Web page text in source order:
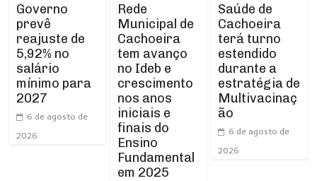
Governo
prevê
reajuste de
5,92% no
salário
mínimo para
2027
6 de agosto de
2026
Rede
Municipal de
Cachoeira
tem avanço
no Ideb e
crescimento
nos anos
iniciais e
finais do
Ensino
Fundamental
em 2025
Saúde de
Cachoeira
terá turno
estendido
durante a
estratégia de
Multivacinaç
ão
6 de agosto de
2026